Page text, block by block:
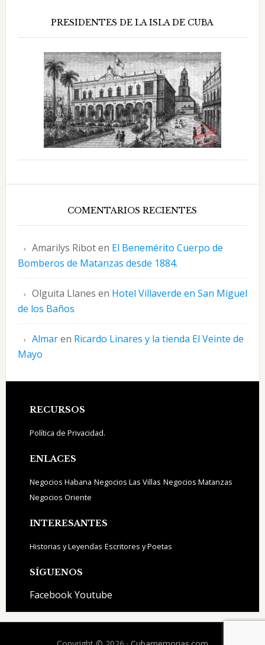
PRESIDENTES DE LA ISLA DE CUBA
COMENTARIOS RECIENTES
Amarilys Riboten El Benemérito Cuerpo de
Bomberos de Matanzas desde 1884.
Olguita Llanes en Hotel Villaverde en San Miguel
de los Baños
Almaren Ricardo Linares y la tienda El Veinte de
Mayo
Footer
RECURSOS
Política de Privacidad.
ENLACES
Negocios Habana Negocios Las Villas Negocios Matanzas
Negocios Oriente
INTERESANTES
Historias y Leyendas Escritores y Poetas
SÍGUENOS
FacebookYoutube